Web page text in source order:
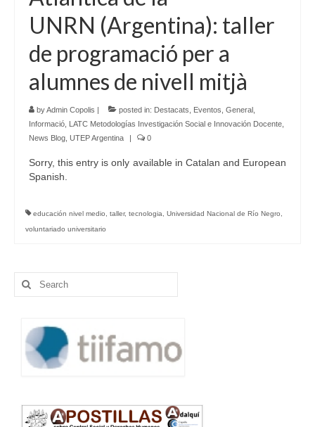
Language:
UNRN (Argentina): taller
de programació per a
alumnes de nivell mitjà
byAdmin Copolis | posted in: Destacats Eventos General
Informació LATC Metodologías Investigación Social e Innovación Docente
News Blog UTEP Argentina | 0
Sorry, this entry is only available in Catalan and European
Spanish.
educación nivel medio taller, tecnologia Universidad Nacional de Río Negro
voluntariado universitario
Search
for: